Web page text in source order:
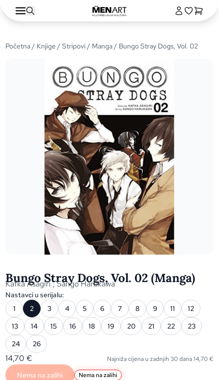
Početna/ Knjige /Stripovi/ Manga/ Bungo Stray Dogs, Vol. 02
Bungo Stray Dogs, Vol. 02 (Manga)
Kafka Asagiri,Sango Harukawa
Nastavci u serijalu:
1
2 3 4 5 6 7 8 9 11
12
13
14 15 16 18 19 20 21 22
23
24
26
14,70€ Najniža cijena u zadnjih 30 dana14,70€
Nema na zalihi Nema na zalihi